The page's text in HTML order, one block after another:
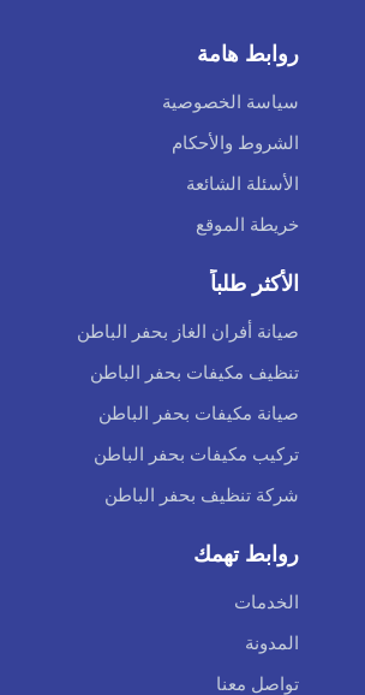
روابط هامة
سياسة الخصوصية
الشروط والأحكام
الأسئلة الشائعة
خريطة الموقع
الأكثر طلباً
صيانة أفران الغاز بحفر الباطن
تنظيف مكيفات بحفر الباطن
صيانة مكيفات بحفر الباطن
تركيب مكيفات بحفر الباطن
شركة تنظيف بحفر الباطن
روابط تهمك
الخدمات
المدونة
تواصل معنا